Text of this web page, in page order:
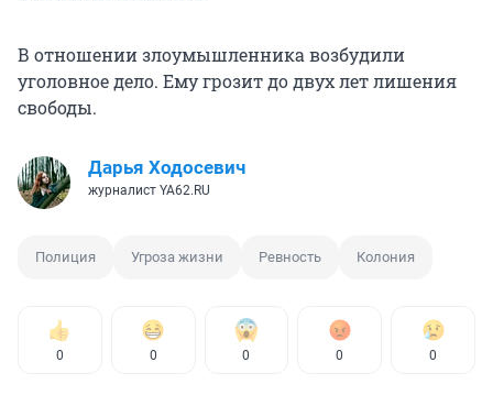
В отношении злоумышленника возбудили
уголовное дело. Ему грозит до двух лет лишения
свободы.
Дарья Ходосевич
журналист YA62.RU
Полиция Угроза жизни Ревность Колония
0 0 0 0 0